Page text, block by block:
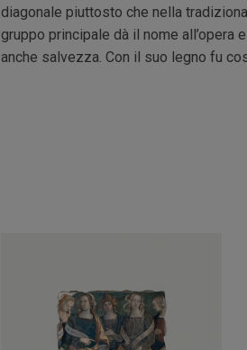
diagonale piuttosto che nella
gruppo principale dà il nome
anche salvezza. Con il suo legno fu